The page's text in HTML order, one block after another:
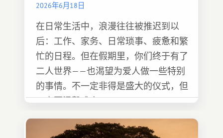
2026年6月18日
在日常生活中，浪漫往往被推迟到以
后：工作、家务、日常琐事、疲惫和繁
忙的日程。但在假期里，你们终于有了
二人世界——也渴望为爱人做一些特别
的事情。不一定非得是盛大的仪式，但
一定要温馨难忘 :)